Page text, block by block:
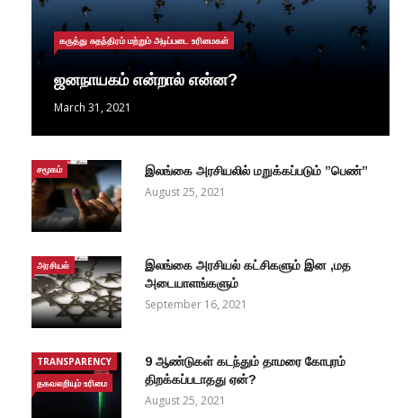
கருத்து சுதந்திரம் மற்றும் அடிப்படை உரிமைகள்
ஜனநாயகம் என்றால் என்ன?
March 31, 2021
சமூகம் இலங்கை அரசியலில் மறுக்கப்படும் ”பெண்”
August 25, 2021
அரசியல்
இலங்கை அரசியல் கட்சிகளும் இன ,மத
அடையாளங்களும்
September 16, 2021
TRANSPARENCY
தகவலறியும் உரிமை
9 ஆண்டுகள் கடந்தும் தாமரை கோபுரம்
திறக்கப்படாதது ஏன்?
August 25, 2021